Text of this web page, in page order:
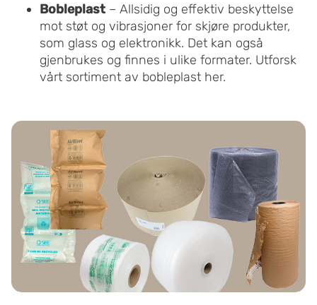
Bobleplast – Allsidig og effektiv beskyttelse
mot støt og vibrasjoner for skjøre produkter,
som glass og elektronikk. Det kan også
gjenbrukes og finnes i ulike formater. Utforsk
vårt sortiment av bobleplast her.